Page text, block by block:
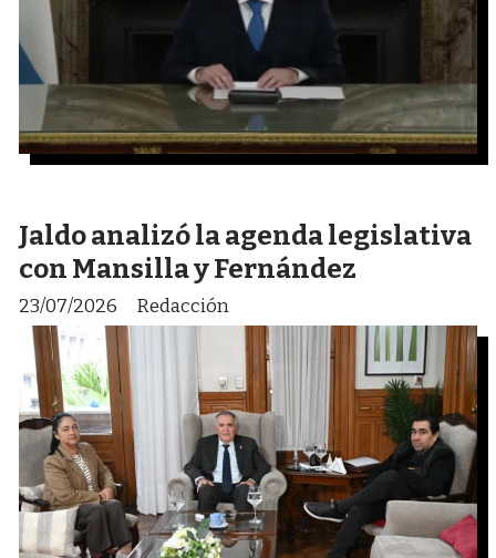
Jaldo analizó la agenda legislativa
con Mansilla y Fernández
Redacción
23/07/2026